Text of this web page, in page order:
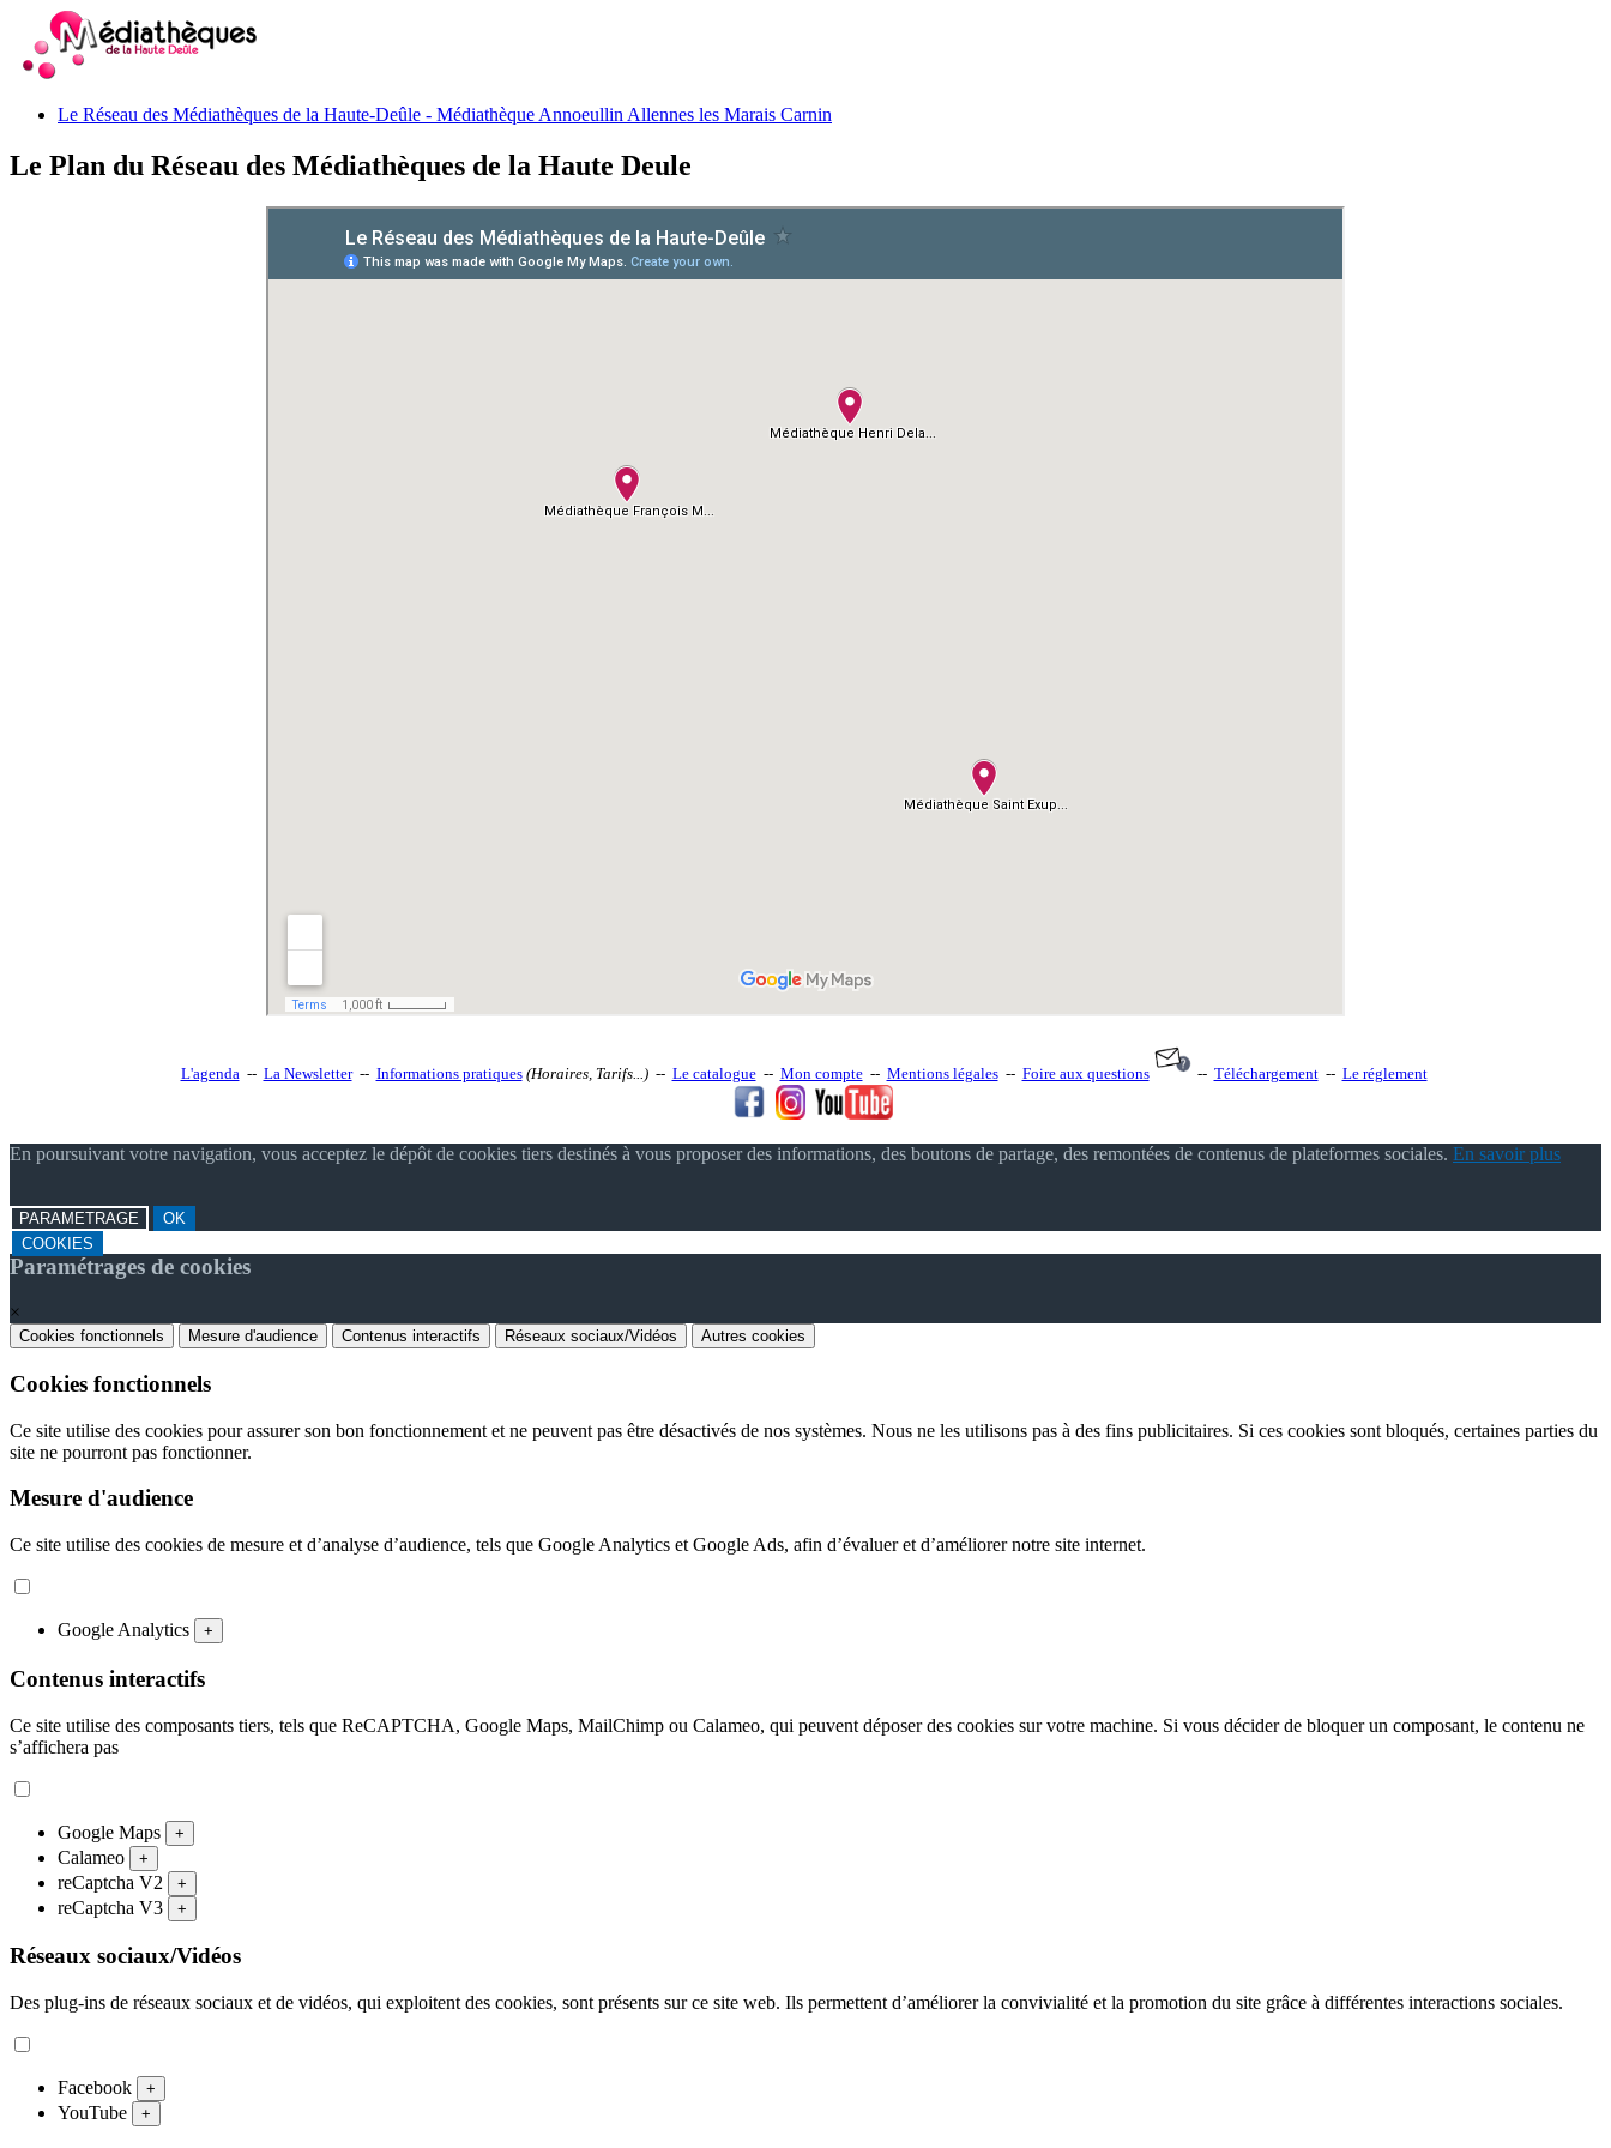
Le Réseau des Médiathèques de la Haute-Deûle - Médiathèque Annoeullin Allennes les Marais Carnin
Le Plan du Réseau des Médiathèques de la Haute Deule
L'agenda -- La Newsletter-- Informations pratiques (Horaires, Tarifs...)-- Le catalogue-- Mon compte-- Mentions légales-- Foire aux questions -- Téléchargement-- Le réglement
En poursuivant votre navigation, vous acceptez le dépôt de cookies tiers destinés à vous proposer des informations, des boutons de partage, des remontées de contenus de plateformes sociales. En savoir plus
PARAMETRAGE
OK
COOKIES
Paramétrages de cookies
×
Cookies fonctionnels Mesure d'audience Contenus interactifs Réseaux sociaux/Vidéos Autres cookies
Cookies fonctionnels
Ce site utilise des cookies pour assurer son bon fonctionnement et ne peuvent pas être désactivés de nos systèmes. Nous ne les utilisons pas à des fins publicitaires. Si ces cookies sont bloqués, certaines parties du
site ne pourront pas fonctionner.
Mesure d'audience
Ce site utilise des cookies de mesure et d’analyse d’audience, tels que Google Analytics et Google Ads, afin d’évaluer et d’améliorer notre site internet.
Google Analytics +
Contenus interactifs
Ce site utilise des composants tiers, tels que ReCAPTCHA, Google Maps, MailChimp ou Calameo, qui peuvent déposer des cookies sur votre machine. Si vous décider de bloquer un composant, le contenu ne
s’affichera pas
Google Maps +
Calameo +
reCaptcha V2 +
reCaptcha V3 +
Réseaux sociaux/Vidéos
Des plug-ins de réseaux sociaux et de vidéos, qui exploitent des cookies, sont présents sur ce site web. Ils permettent d’améliorer la convivialité et la promotion du site grâce à différentes interactions sociales.
Facebook +
YouTube +